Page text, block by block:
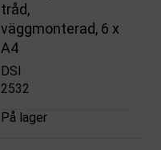
tråd,
väggmonterad, 6 x
A4
DSI
2532
På lager